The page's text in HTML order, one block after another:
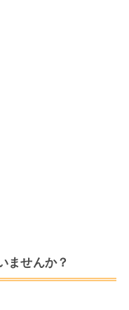
ませんか？